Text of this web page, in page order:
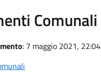
Comunali
: 7 maggio 2021, 22:04